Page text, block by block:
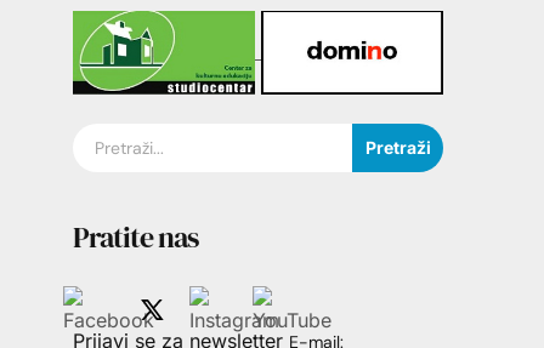
Pretraži
Pratite nas
Prijavi se za newsletter E-mail: